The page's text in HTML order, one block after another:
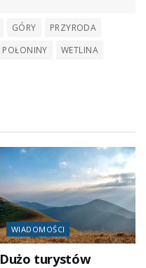
GÓRY
PRZYRODA
POŁONINY WETLINA
WIADOMOŚCI
Dużo turystów